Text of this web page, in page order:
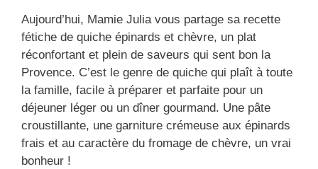
Aujourd’hui, Mamie Julia vous partage sa recette
fétiche de quiche épinards et chèvre, un plat
réconfortant et plein de saveurs qui sent bon la
Provence. C’est le genre de quiche qui plaît à toute
la famille, facile à préparer et parfaite pour un
déjeuner léger ou un dîner gourmand. Une pâte
croustillante, une garniture crémeuse aux épinards
frais et au caractère du fromage de chèvre, un vrai
bonheur !